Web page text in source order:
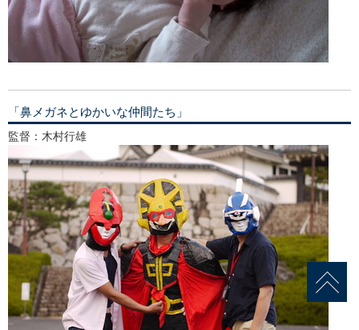
「鼻メガネとゆかいな仲間たち」
監督：木村行雄